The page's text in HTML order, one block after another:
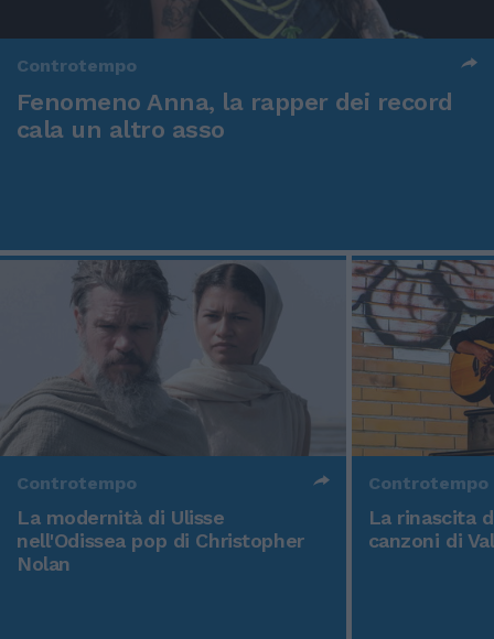
Controtempo
Fenomeno Anna, la rapper dei record
cala un altro asso
Controtempo
La modernità di Ulisse
nell'Odissea pop di Christopher
Nolan
Controtempo
La rinascita
canzoni di